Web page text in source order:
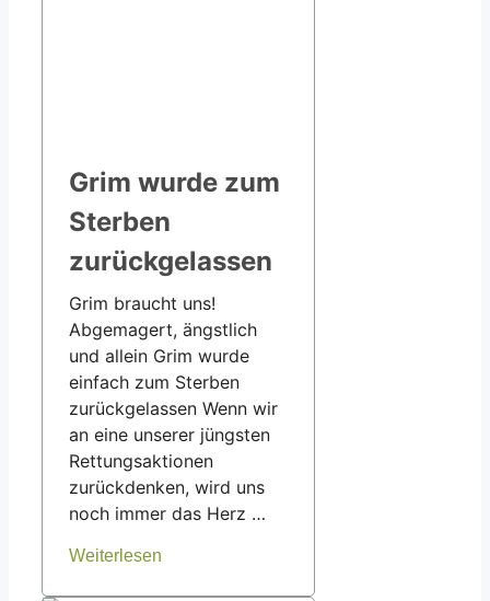
Grim wurde zum
Sterben
zurückgelassen
Grim braucht uns!
Abgemagert, ängstlich
und allein Grim wurde
einfach zum Sterben
zurückgelassen Wenn wir
an eine unserer jüngsten
Rettungsaktionen
zurückdenken, wird uns
noch immer das Herz …
Weiterlesen